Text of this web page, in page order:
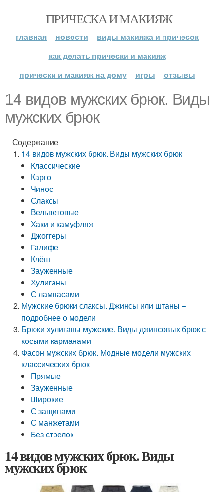
ПРИЧЕСКА И МАКИЯЖ
главная новости
виды макияжа и причесок
как делать прически и макияж
прически и макияж на дому
игры отзывы
14 видов мужских брюк. Виды
мужских брюк
Содержание
14 видов мужских брюк. Виды мужских брюк
Классические
Карго
Чинос
Слаксы
Вельветовые
Хаки и камуфляж
Джоггеры
Галифе
Клёш
Зауженные
Хулиганы
С лампасами
Мужские брюки слаксы. Джинсы или штаны –
подробнее о модели
Брюки хулиганы мужские. Виды джинсовых брюк с
косыми карманами
Фасон мужских брюк. Модные модели мужских
классических брюк
Прямые
Зауженные
Широкие
С защипами
С манжетами
Без стрелок
14 видов мужских брюк. Виды
мужских брюк